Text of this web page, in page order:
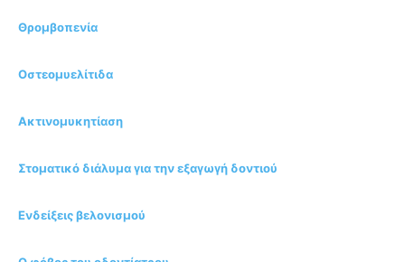
Θρομβοπενία
Οστεομυελίτιδα
Ακτινoμυκητίαση
Στοματικό διάλυμα για την εξαγωγή δοντιού
Ενδείξεις βελονισμού